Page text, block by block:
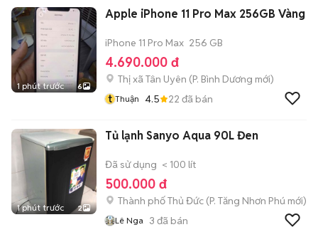
1 phút trước 6
Apple iPhone 11 Pro Max 256GB Vàng
iPhone 11 Pro Max 256 GB
4.690.000 đ
Thị xã Tân Uyên (P. Bình Dương mới)
t Thuận 4.5 22 đã bán
1 phút trước 2
Tủ lạnh Sanyo Aqua 90L Đen
Đã sử dụng < 100 lít
500.000 đ
Thành phố Thủ Đức (P. Tăng Nhơn Phú mới)
Lê Nga 3 đã bán